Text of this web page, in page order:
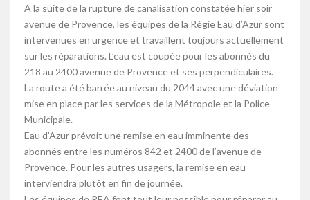
A la suite de la rupture de canalisation constatée hier soir
avenue de Provence, les équipes de la Régie Eau d’Azur sont
intervenues en urgence et travaillent toujours actuellement
sur les réparations. L’eau est coupée pour les abonnés du
218 au 2400 avenue de Provence et ses perpendiculaires.
La route a été barrée au niveau du 2044 avec une déviation
mise en place par les services de la Métropole et la Police
Municipale.
Eau d’Azur prévoit une remise en eau imminente des
abonnés entre les numéros 842 et 2400 de l’avenue de
Provence. Pour les autres usagers, la remise en eau
interviendra plutôt en fin de journée.